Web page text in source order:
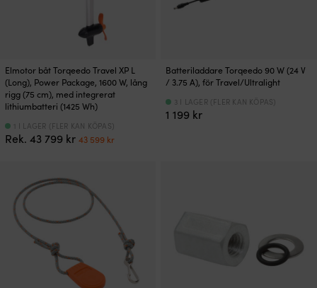
Elmotor båt Torqeedo Travel XP L
(Long), Power Package, 1600 W, lång
rigg (75 cm), med integrerat
lithiumbatteri (1425 Wh)
Rek. 43 799 kr Det
43
799 kr.
43 599 krDet
1 I LAGER (FLER KAN KÖPAS)
Batteriladdare Torqeedo 90 W (24 V
/ 3.75 A), för Travel/Ultralight
1 199 kr
3 I LAGER (FLER KAN KÖPAS)